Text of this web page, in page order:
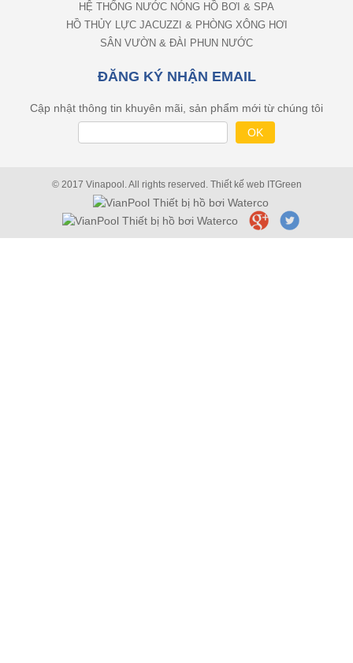
HỆ THỐNG NƯỚC NÓNG HỒ BƠI & SPA
HỒ THỦY LỰC JACUZZI & PHÒNG XÔNG HƠI
SÂN VƯỜN & ĐÀI PHUN NƯỚC
ĐĂNG KÝ NHẬN EMAIL
Cập nhật thông tin khuyên mãi, sản phẩm mới từ chúng tôi
© 2017 Vinapool. All rights reserved. Thiết kế web ITGreen